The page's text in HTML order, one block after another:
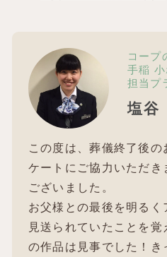
コープ
手稲
担当プ
塩
この度は、葬儀終了後
ケートにご協力いただき
ございました。
お父様との最後を明る
見送られていたことを
の作品は見事でした！き